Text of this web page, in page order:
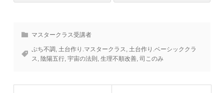
マスタークラス受講者
ぷち不調 土台作り.マスタークラス
土台作り.ベーシッククラ
ス ,陰陽五行 ,宇宙の法則 ,生理不順改善 ,司このみ